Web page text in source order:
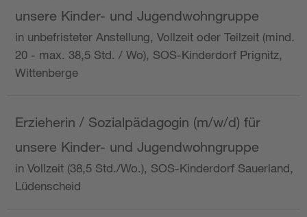
unsere Kinder- und Jugendwohngruppe
in unbefristeter Anstellung, Vollzeit oder Teilzeit (mind.
20 - max. 38,5 Std. / Wo), SOS-Kinderdorf Prignitz,
Wittenberge
Erzieherin / Sozialpädagogin (m/w/d) für
unsere Kinder- und Jugendwohngruppe
in Vollzeit (38,5 Std./Wo.), SOS-Kinderdorf Sauerland,
Lüdenscheid